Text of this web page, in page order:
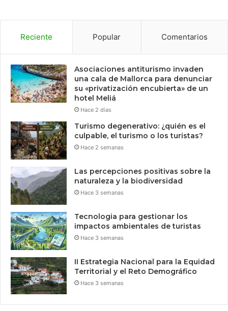
Reciente Popular Comentarios
Asociaciones antiturismo invaden
una cala de Mallorca para denunciar
su «privatización encubierta» de un
hotel Meliá
Hace 2 días
Turismo degenerativo: ¿quién es el
culpable, el turismo o los turistas?
Hace 2 semanas
Las percepciones positivas sobre la
naturaleza y la biodiversidad
Hace 3 semanas
Tecnologia para gestionar los
impactos ambientales de turistas
Hace 3 semanas
II Estrategia Nacional para la Equidad
Territorial y el Reto Demográfico
Hace 3 semanas